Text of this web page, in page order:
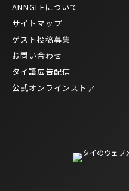
ANNGLEについて
サイトマップ
ゲスト投稿募集
お問い合わせ
タイ語広告配信
公式オンラインストア